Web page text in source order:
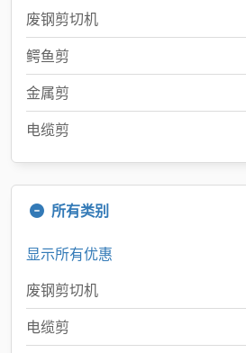
废钢剪切机
鳄鱼剪
金属剪
电缆剪
所有类别
显示所有优惠
废钢剪切机
电缆剪